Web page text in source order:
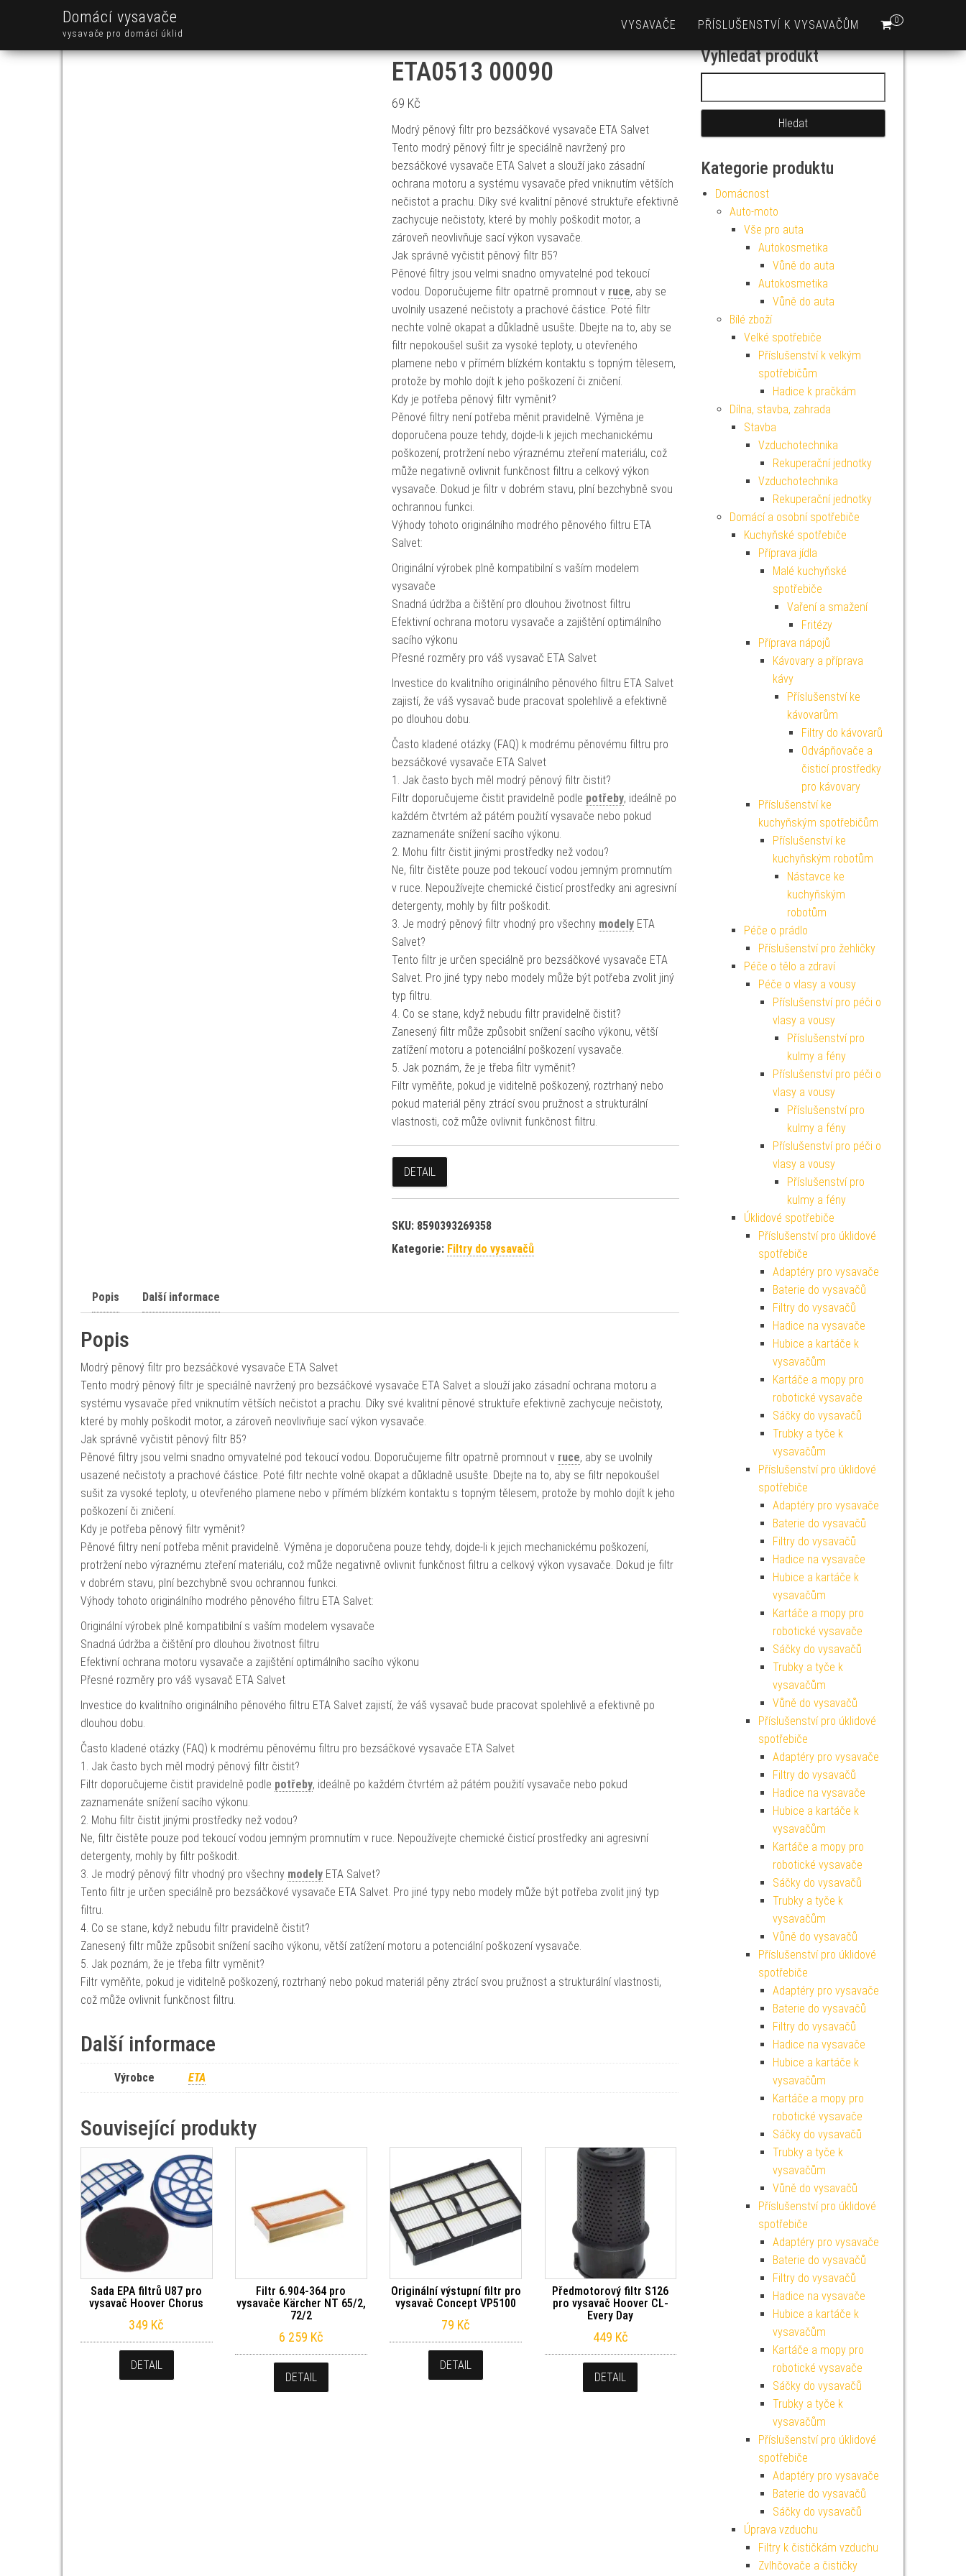
Domácí vysavače
vysavače pro domácí úklid
0
VYSAVAČE PŘÍSLUŠENSTVÍ K VYSAVAČŮM
ETA0513 00090
69 Kč
Modrý pěnový filtr pro bezsáčkové vysavače ETA Salvet
Tento modrý pěnový filtr je speciálně navržený pro
bezsáčkové vysavače ETA Salvet a slouží jako zásadní
ochrana motoru a systému vysavače před vniknutím větších
nečistot a prachu. Díky své kvalitní pěnové struktuře efektivně
zachycuje nečistoty, které by mohly poškodit motor, a
zároveň neovlivňuje sací výkon vysavače.
Jak správně vyčistit pěnový filtr B5?
Pěnové filtry jsou velmi snadno omyvatelné pod tekoucí
vodou. Doporučujeme filtr opatrně promnout v ruce, aby se
uvolnily usazené nečistoty a prachové částice. Poté filtr
nechte volně okapat a důkladně usušte. Dbejte na to, aby se
filtr nepokoušel sušit za vysoké teploty, u otevřeného
plamene nebo v přímém blízkém kontaktu s topným tělesem,
protože by mohlo dojít k jeho poškození či zničení.
Kdy je potřeba pěnový filtr vyměnit?
Pěnové filtry není potřeba měnit pravidelně. Výměna je
doporučena pouze tehdy, dojde-li k jejich mechanickému
poškození, protržení nebo výraznému zteření materiálu, což
může negativně ovlivnit funkčnost filtru a celkový výkon
vysavače. Dokud je filtr v dobrém stavu, plní bezchybně svou
ochrannou funkci.
Výhody tohoto originálního modrého pěnového filtru ETA
Salvet:
Originální výrobek plně kompatibilní s vaším modelem
vysavače
Snadná údržba a čištění pro dlouhou životnost filtru
Efektivní ochrana motoru vysavače a zajištění optimálního
sacího výkonu
Přesné rozměry pro váš vysavač ETA Salvet
Investice do kvalitního originálního pěnového filtru ETA Salvet
zajistí, že váš vysavač bude pracovat spolehlivě a efektivně
po dlouhou dobu.
Často kladené otázky (FAQ) k modrému pěnovému filtru pro
bezsáčkové vysavače ETA Salvet
1. Jak často bych měl modrý pěnový filtr čistit?
Filtr doporučujeme čistit pravidelně podle potřeby, ideálně po
každém čtvrtém až pátém použití vysavače nebo pokud
zaznamenáte snížení sacího výkonu.
2. Mohu filtr čistit jinými prostředky než vodou?
Ne, filtr čistěte pouze pod tekoucí vodou jemným promnutím
v ruce. Nepoužívejte chemické čisticí prostředky ani agresivní
detergenty, mohly by filtr poškodit.
3. Je modrý pěnový filtr vhodný pro všechny modelyETA
Salvet?
Tento filtr je určen speciálně pro bezsáčkové vysavače ETA
Salvet. Pro jiné typy nebo modely může být potřeba zvolit jiný
typ filtru.
4. Co se stane, když nebudu filtr pravidelně čistit?
Zanesený filtr může způsobit snížení sacího výkonu, větší
zatížení motoru a potenciální poškození vysavače.
5. Jak poznám, že je třeba filtr vyměnit?
Filtr vyměňte, pokud je viditelně poškozený, roztrhaný nebo
pokud materiál pěny ztrácí svou pružnost a strukturální
vlastnosti, což může ovlivnit funkčnost filtru.
DETAIL
SKU: 8590393269358
Kategorie: Filtry do vysavačů
Popis Další informace
Popis
Modrý pěnový filtr pro bezsáčkové vysavače ETA Salvet
Tento modrý pěnový filtr je speciálně navržený pro bezsáčkové vysavače ETA Salvet a slouží jako zásadní ochrana motoru a
systému vysavače před vniknutím větších nečistot a prachu. Díky své kvalitní pěnové struktuře efektivně zachycuje nečistoty,
které by mohly poškodit motor, a zároveň neovlivňuje sací výkon vysavače.
Jak správně vyčistit pěnový filtr B5?
Pěnové filtry jsou velmi snadno omyvatelné pod tekoucí vodou. Doporučujeme filtr opatrně promnout v ruce, aby se uvolnily
usazené nečistoty a prachové částice. Poté filtr nechte volně okapat a důkladně usušte. Dbejte na to, aby se filtr nepokoušel
sušit za vysoké teploty, u otevřeného plamene nebo v přímém blízkém kontaktu s topným tělesem, protože by mohlo dojít k jeho
poškození či zničení.
Kdy je potřeba pěnový filtr vyměnit?
Pěnové filtry není potřeba měnit pravidelně. Výměna je doporučena pouze tehdy, dojde-li k jejich mechanickému poškození,
protržení nebo výraznému zteření materiálu, což může negativně ovlivnit funkčnost filtru a celkový výkon vysavače. Dokud je filtr
v dobrém stavu, plní bezchybně svou ochrannou funkci.
Výhody tohoto originálního modrého pěnového filtru ETA Salvet:
Originální výrobek plně kompatibilní s vaším modelem vysavače
Snadná údržba a čištění pro dlouhou životnost filtru
Efektivní ochrana motoru vysavače a zajištění optimálního sacího výkonu
Přesné rozměry pro váš vysavač ETA Salvet
Investice do kvalitního originálního pěnového filtru ETA Salvet zajistí, že váš vysavač bude pracovat spolehlivě a efektivně po
dlouhou dobu.
Často kladené otázky (FAQ) k modrému pěnovému filtru pro bezsáčkové vysavače ETA Salvet
1. Jak často bych měl modrý pěnový filtr čistit?
Filtr doporučujeme čistit pravidelně podle potřeby, ideálně po každém čtvrtém až pátém použití vysavače nebo pokud
zaznamenáte snížení sacího výkonu.
2. Mohu filtr čistit jinými prostředky než vodou?
Ne, filtr čistěte pouze pod tekoucí vodou jemným promnutím v ruce. Nepoužívejte chemické čisticí prostředky ani agresivní
detergenty, mohly by filtr poškodit.
3. Je modrý pěnový filtr vhodný pro všechny modely ETA Salvet?
Tento filtr je určen speciálně pro bezsáčkové vysavače ETA Salvet. Pro jiné typy nebo modely může být potřeba zvolit jiný typ
filtru.
4. Co se stane, když nebudu filtr pravidelně čistit?
Zanesený filtr může způsobit snížení sacího výkonu, větší zatížení motoru a potenciální poškození vysavače.
5. Jak poznám, že je třeba filtr vyměnit?
Filtr vyměňte, pokud je viditelně poškozený, roztrhaný nebo pokud materiál pěny ztrácí svou pružnost a strukturální vlastnosti,
což může ovlivnit funkčnost filtru.
Další informace
Výrobce ETA
Související produkty
Sada EPA filtrů U87 pro
vysavač Hoover Chorus
349 Kč
DETAIL
Filtr 6.904-364 pro
vysavače Kärcher NT 65/2,
72/2
6 259 Kč
DETAIL
Originální výstupní filtr pro
vysavač Concept VP5100
79 Kč
DETAIL
Předmotorový filtr S126
pro vysavač Hoover CL-
Every Day
449 Kč
DETAIL
Vyhledat produkt
Kategorie produktu
Domácnost
Auto-moto
Vše pro auta
Autokosmetika
Vůně do auta
Autokosmetika
Vůně do auta
Bílé zboží
Velké spotřebiče
Příslušenství k velkým
spotřebičům
Hadice k pračkám
Dílna, stavba, zahrada
Stavba
Vzduchotechnika
Rekuperační jednotky
Vzduchotechnika
Rekuperační jednotky
Domácí a osobní spotřebiče
Kuchyňské spotřebiče
Příprava jídla
Malé kuchyňské
spotřebiče
Vaření a smažení
Fritézy
Příprava nápojů
Kávovary a příprava
kávy
Příslušenství ke
kávovarům
Filtry do kávovarů
Odvápňovače a
čisticí prostředky
pro kávovary
Příslušenství ke
kuchyňským spotřebičům
Příslušenství ke
kuchyňským robotům
Nástavce ke
kuchyňským
robotům
Péče o prádlo
Příslušenství pro žehličky
Péče o tělo a zdraví
Péče o vlasy a vousy
Příslušenství pro péči o
vlasy a vousy
Příslušenství pro
kulmy a fény
Příslušenství pro péči o
vlasy a vousy
Příslušenství pro
kulmy a fény
Příslušenství pro péči o
vlasy a vousy
Příslušenství pro
kulmy a fény
Úklidové spotřebiče
Příslušenství pro úklidové
spotřebiče
Adaptéry pro vysavače
Baterie do vysavačů
Filtry do vysavačů
Hadice na vysavače
Hubice a kartáče k
vysavačům
Kartáče a mopy pro
robotické vysavače
Sáčky do vysavačů
Trubky a tyče k
vysavačům
Příslušenství pro úklidové
spotřebiče
Adaptéry pro vysavače
Baterie do vysavačů
Filtry do vysavačů
Hadice na vysavače
Hubice a kartáče k
vysavačům
Kartáče a mopy pro
robotické vysavače
Sáčky do vysavačů
Trubky a tyče k
vysavačům
Vůně do vysavačů
Příslušenství pro úklidové
spotřebiče
Adaptéry pro vysavače
Filtry do vysavačů
Hadice na vysavače
Hubice a kartáče k
vysavačům
Kartáče a mopy pro
robotické vysavače
Sáčky do vysavačů
Trubky a tyče k
vysavačům
Vůně do vysavačů
Příslušenství pro úklidové
spotřebiče
Adaptéry pro vysavače
Baterie do vysavačů
Filtry do vysavačů
Hadice na vysavače
Hubice a kartáče k
vysavačům
Kartáče a mopy pro
robotické vysavače
Sáčky do vysavačů
Trubky a tyče k
vysavačům
Vůně do vysavačů
Příslušenství pro úklidové
spotřebiče
Adaptéry pro vysavače
Baterie do vysavačů
Filtry do vysavačů
Hadice na vysavače
Hubice a kartáče k
vysavačům
Kartáče a mopy pro
robotické vysavače
Sáčky do vysavačů
Trubky a tyče k
vysavačům
Příslušenství pro úklidové
spotřebiče
Adaptéry pro vysavače
Baterie do vysavačů
Sáčky do vysavačů
Úprava vzduchu
Filtry k čističkám vzduchu
Zvlhčovače a čističky